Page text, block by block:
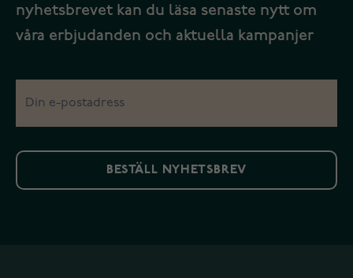
nyhetsbrevet kan du läsa senaste nytt om
våra erbjudanden och aktuella kampanjer
BESTÄLL NYHETSBREV